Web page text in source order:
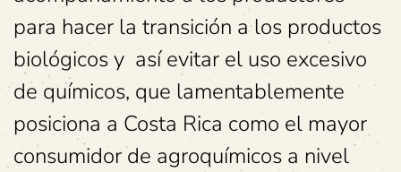
para hacer la transición a los productos
biológicos y así evitar el uso excesivo
de químicos, que lamentablemente
posiciona a Costa Rica como el mayor
consumidor de agroquímicos a nivel